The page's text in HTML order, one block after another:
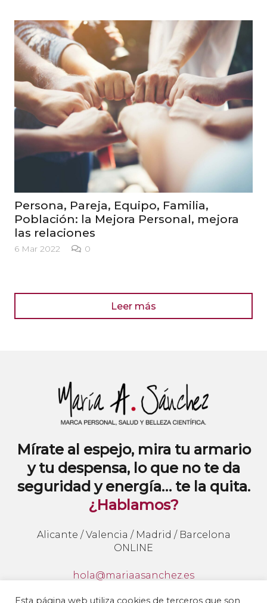
Una población (o empresa) fuerte y
saludable
4 Mar 2022 0
Leer más
Mírate al espejo, mira tu armario
y tu despensa, lo que no te da
seguridad y energía… te la quita.
¿Hablamos?
Alicante / Valencia / Madrid / Barcelona
ONLINE
hola@mariaasanchez.es
Esta página web utiliza cookies de terceros que son